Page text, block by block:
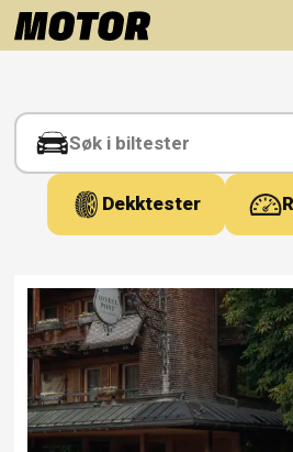
Tag:
roadster
Dekktester